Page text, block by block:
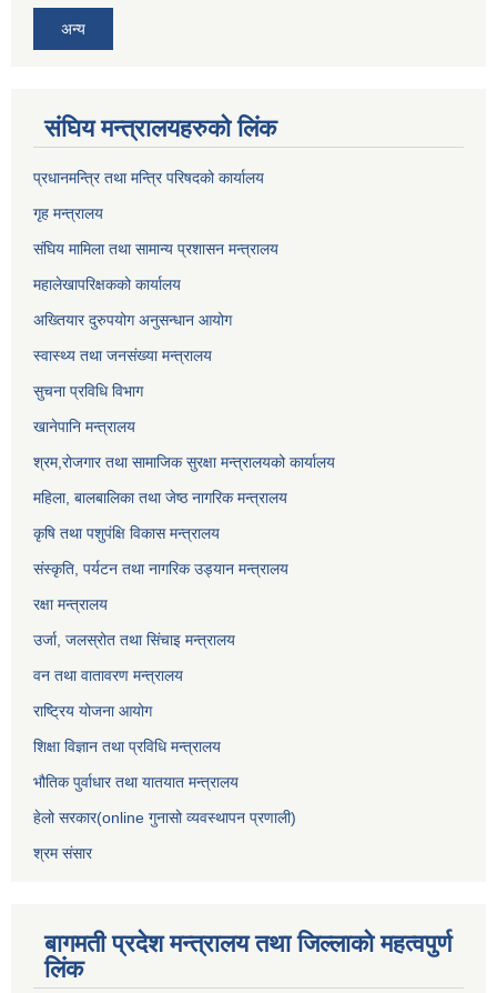
अन्य
संघिय मन्त्र‍ालयहरुको लिंक
प्रधानमन्त्रि तथा मन्त्रि परिषदको कार्यालय
गृह मन्त्रालय
संघिय मामिला तथा सामान्य प्रशासन मन्त्रालय
महालेखापरिक्षकको कार्यालय
अख्तियार दुरुपयोग अनुसन्धान आयोग
स्वास्थ्य तथा जनसंख्या मन्त्रालय
सुचना प्रविधि विभाग
खानेपानि मन्त्रालय
श्रम,रोजगार तथा सामाजिक सुरक्षा मन्त्रालयको कार्यालय
महिला, बालबालिका तथा जेष्ठ नागरिक मन्त्रालय
कृषि तथा पशुपंक्षि विकास मन्त्रालय
संस्कृति, पर्यटन तथा नागरिक उड्‍यान मन्त्रालय
रक्षा मन्त्रालय
उर्जा, जलस्रोत तथा सिंचाइ मन्त्रालय
वन तथा वातावरण मन्त्रालय
राष्ट्रिय योजना आयोग
शिक्षा विज्ञान तथा प्रविधि मन्त्रालय
भौतिक पुर्वाधार तथा यातयात मन्त्रालय
हेलो सरकार(online गुनासो व्यवस्थापन प्रणाली)
श्रम संसार
बागमती प्रदेश मन्त्रालय तथा जिल्लाको महत्वपुर्ण
लिंक